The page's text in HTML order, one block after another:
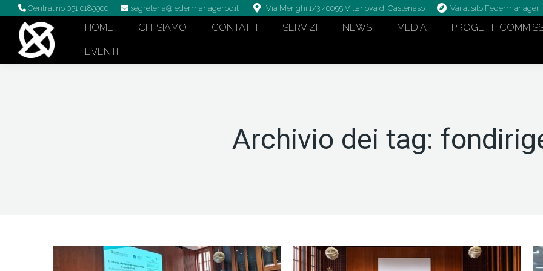
Centralino 051 0189900 segreteria@federmanagerbo.it Via Merighi 1/3 40055 Villanova di Castenaso Vai al sito Federmanager
HOME CHI SIAMO CONTATTI SERVIZI NEWS MEDIA PROGETTI
EVENTI
Archivio dei tag: